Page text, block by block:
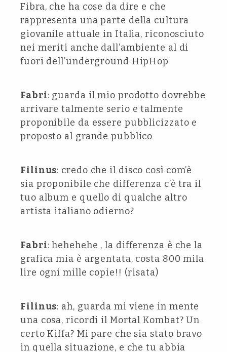
Fibra, che ha cose da dire e che
rappresenta una parte della cultura
giovanile attuale in Italia, riconosciuto
nei meriti anche dall’ambiente al di
fuori dell’underground HipHop
Fabri: guarda il mio prodotto dovrebbe
arrivare talmente serio e talmente
proponibile da essere pubblicizzato e
proposto al grande pubblico
Filinus: credo che il disco così com’è
sia proponibile che differenza c’è tra il
tuo album e quello di qualche altro
artista italiano odierno?
Fabri: hehehehe , la differenza è che la
grafica mia è argentata, costa 800 mila
lire ogni mille copie!! (risata)
Filinus: ah, guarda mi viene in mente
una cosa, ricordi il Mortal Kombat? Un
certo Kiffa? Mi pare che sia stato bravo
in quella situazione, e che tu abbia